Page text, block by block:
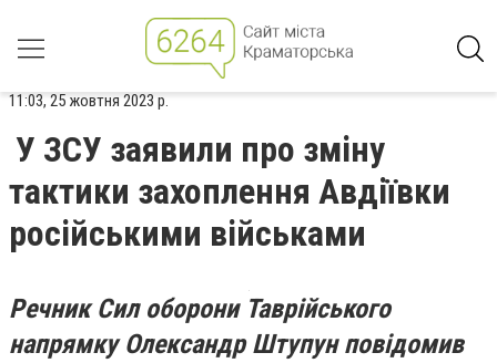
11:03, 25 жовтня 2023 р.
У ЗСУ заявили про зміну
тактики захоплення Авдіївки
російськими військами
РечникСил оборони Таврійського
напрямку Олександр Штупун повідомив